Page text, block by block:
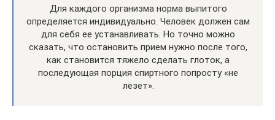
Для каждого организма норма выпитого
определяется индивидуально. Человек должен сам
для себя ее устанавливать. Но точно можно
сказать, что остановить прием нужно после того,
как становится тяжело сделать глоток, а
последующая порция спиртного попросту «не
лезет».